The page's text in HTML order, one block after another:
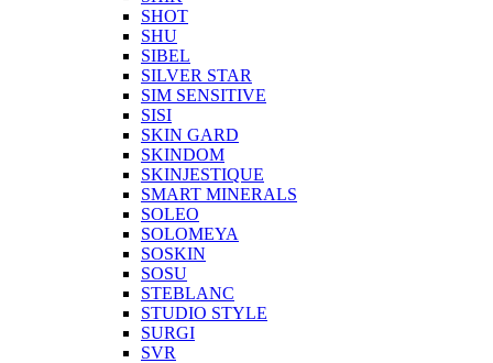
SHOT
SHU
SIBEL
SILVER STAR
SIM SENSITIVE
SISI
SKIN GARD
SKINDOM
SKINJESTIQUE
SMART MINERALS
SOLEO
SOLOMEYA
SOSKIN
SOSU
STEBLANC
STUDIO STYLE
SURGI
SVR